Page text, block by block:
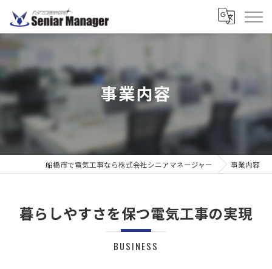
事業内容
船橋市で電気工事なら株式会社シニアマネージャー 事業内容
暮らしやすさを保つ電気工事の実現
BUSINESS